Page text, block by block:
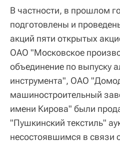
В частности, в прошлом
подготовлены и
акций пяти открытых
ОАО "Московское
объединение по выпуску
инструмента", ОАО
машиностроительный
имени Кирова" были
"Пушкинский текстиль"
несостоявшимся в связи